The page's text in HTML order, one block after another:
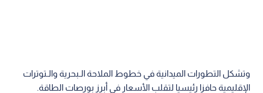
وتشكل التطورات الميدانية في خطوط الملاحة الـبحرية والـتوترات
الإقليمية حافزا رئيسيا لتقلب الأسعار في أبرز بورصات الطاقة.